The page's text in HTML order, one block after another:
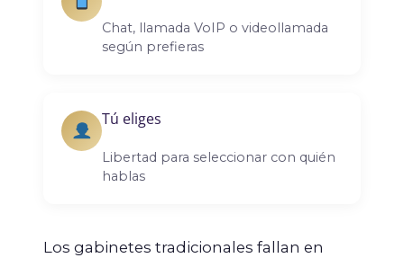
Chat, llamada VoIP o videollamada
según prefieras
Tú eliges
Libertad para seleccionar con quién
hablas
Los gabinetes tradicionales fallan en